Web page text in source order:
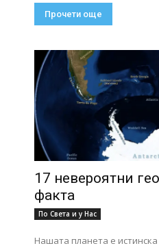
Прочети още
17 невероятни
факта
По Света и у Нас
Нашата планета е